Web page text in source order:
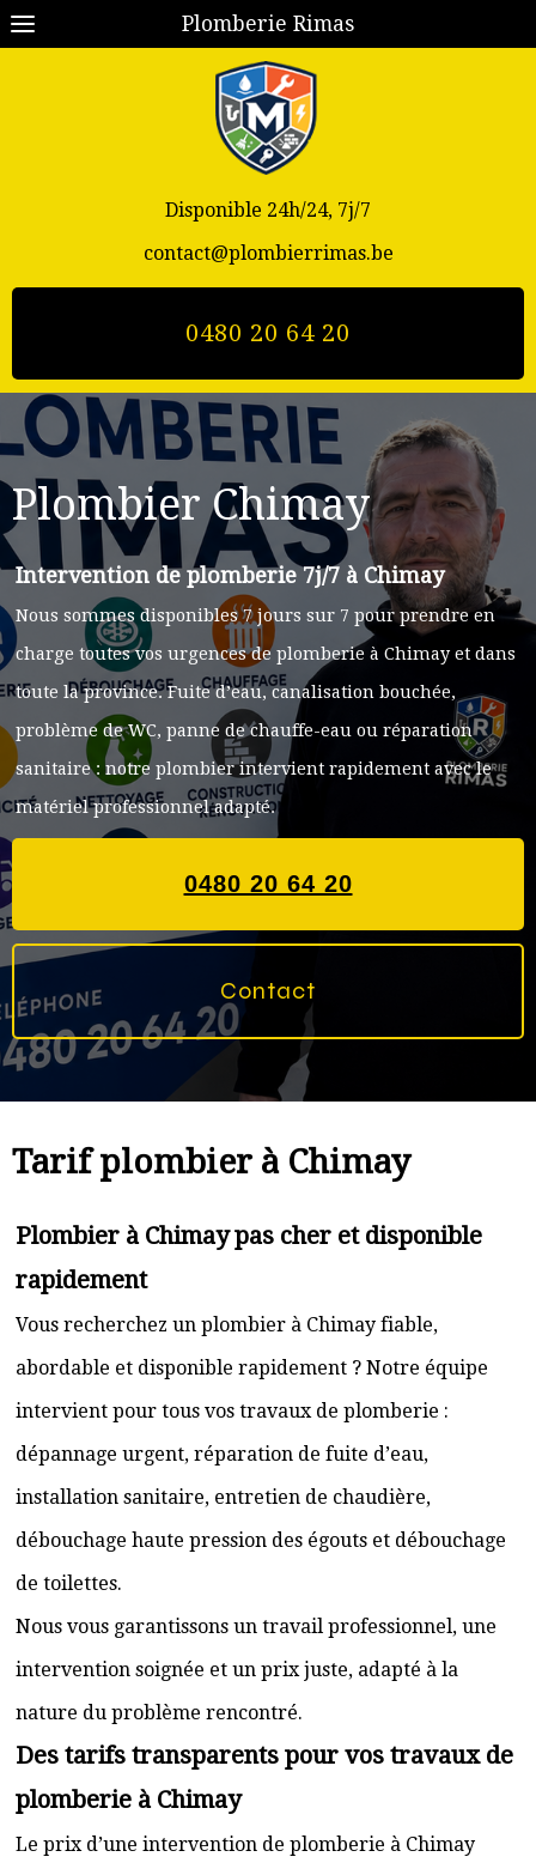
Plomberie Rimas
Disponible 24h/24, 7j/7
contact@plombierrimas.be
0480 20 64 20
Plombier Chimay
Intervention de plomberie 7j/7 à Chimay
Nous sommes disponibles 7 jours sur 7 pour prendre en
charge toutes vos urgences de plomberie à Chimay et dans
toute la province. Fuite d’eau, canalisation bouchée,
problème de WC, panne de chauffe-eau ou réparation
sanitaire : notre plombier intervient rapidement avec le
matériel professionnel adapté.
0480 20 64 20
Contact
Tarif plombier à Chimay
Plombier à Chimay pas cher et disponible
rapidement
Vous recherchez un plombier à Chimay fiable,
abordable et disponible rapidement ? Notre équipe
intervient pour tous vos travaux de plomberie :
dépannage urgent, réparation de fuite d’eau,
installation sanitaire, entretien de chaudière,
débouchage haute pression des égouts et débouchage
de toilettes.
Nous vous garantissons un travail professionnel, une
intervention soignée et un prix juste, adapté à la
nature du problème rencontré.
Des tarifs transparents pour vos travaux de
plomberie à Chimay
Le prix d’une intervention de plomberie à Chimay